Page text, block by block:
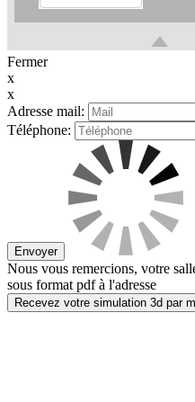
Fermer
x
x
Adresse mail:
Téléphone:
Envoyer
Nous vous remercions, votre
sous format pdf à l'adresse
Recevez votre simulation 3d par